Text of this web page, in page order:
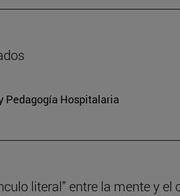
Pedagogía Hospitalaria
literal” entre la mente y el